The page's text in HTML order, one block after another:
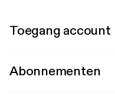
Toegang account
Abonnementen